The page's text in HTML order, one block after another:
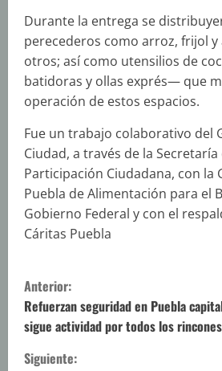
Durante la entrega se
perecederos como arroz, frijol
otros; así como utensilios de
batidoras y ollas exprés— que
operación de estos espacios.
Fue un trabajo colaborativo del
Ciudad, a través de la
Participación Ciudadana, con la
Puebla de Alimentación para el
Gobierno Federal y con el
Cáritas Puebla
S
i
g
Anterior:
Refuerzan seguridad en Puebla
sigue actividad por todos los rincones
Siguiente: